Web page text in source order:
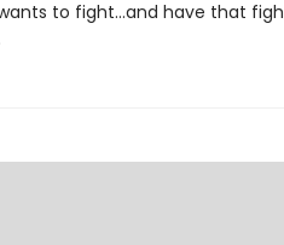
to fight...and have that